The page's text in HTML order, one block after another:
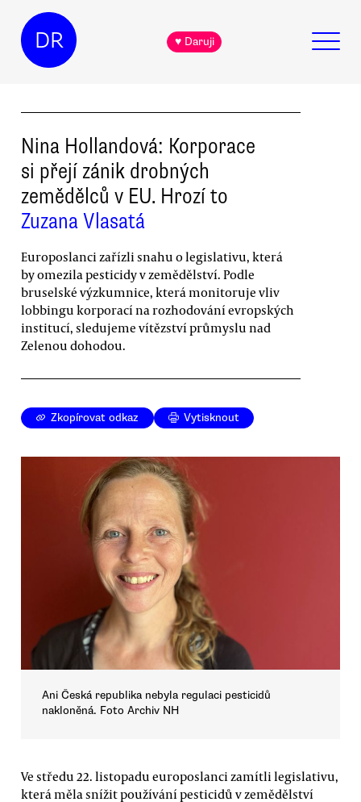
DR ♥ Daruji
Nina Hollandová: Korporace
si přejí zánik drobných
zemědělců v EU. Hrozí to
Zuzana Vlasatá
Europoslanci zařízli snahu o legislativu, která
by omezila pesticidy v zemědělství. Podle
bruselské výzkumnice, která monitoruje vliv
lobbingu korporací na rozhodování evropských
institucí, sledujeme vítězství průmyslu nad
Zelenou dohodou.
Zkopírovat odkaz Vytisknout
Ani Česká republika nebyla regulaci pesticidů
nakloněná. Foto Archiv NH
Ve středu 22. listopadu europoslanci zamítli legislativu,
která měla snížit používání pesticidů v zemědělství